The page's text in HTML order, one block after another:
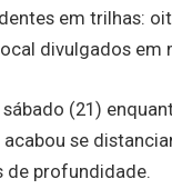
em trilhas:
divulgados em
(21)
se
de profundidade.